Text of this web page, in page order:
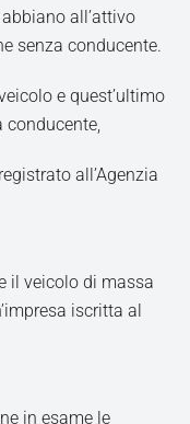
all’attivo
senza conducente.
e quest’ultimo
conducente,
all’Agenzia
il veicolo di massa
iscritta al
in esame le